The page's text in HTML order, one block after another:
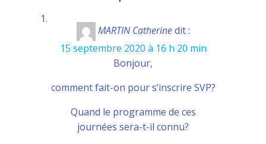
MARTIN Catherine dit :
15 septembre 2020 à 16 h 20 min
Bonjour,
comment fait-on pour s’inscrire SVP?
Quand le programme de ces
journées sera-t-il connu?